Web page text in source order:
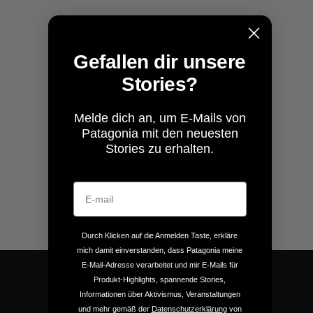
Gefallen dir unsere
Stories?
Melde dich an, um E-Mails von
Patagonia mit den neuesten
Stories zu erhalten.
Durch Klicken auf die Anmelden Taste, erkläre
mich damit einverstanden, dass Patagonia meine
E-Mail-Adresse verarbeitet und mir E-Mails für
Produkt-Highlights, spannende Stories,
Informationen über Aktivismus, Veranstaltungen
und mehr gemäß der Datenschutzerklärungvon